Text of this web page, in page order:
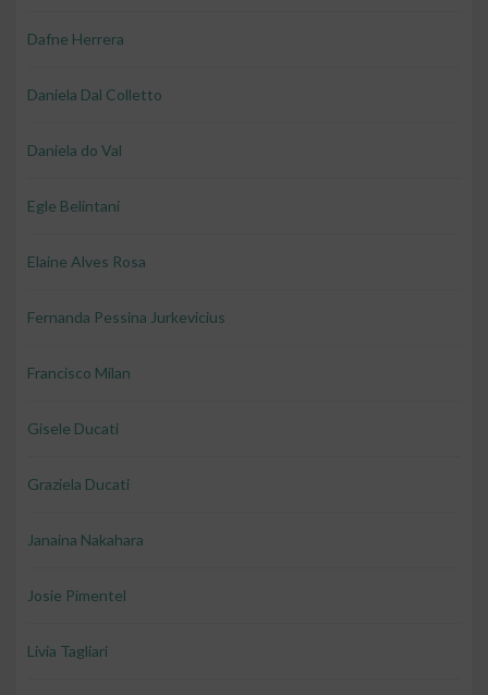
Dafne Herrera
Daniela Dal Colletto
Daniela do Val
Egle Belintani
Elaine Alves Rosa
Fernanda Pessina Jurkevicius
Francisco Milan
Gisele Ducati
Graziela Ducati
Janaina Nakahara
Josie Pimentel
Livia Tagliari